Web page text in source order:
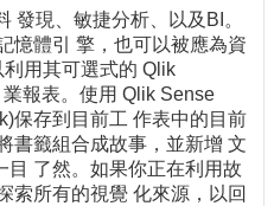
發現、敏捷分析、以及BI。
憶體引 擎，也可以被應為資
用其可選式的 Qlik
報表。使用 Qlik Sense
保存到目前工 作表中的目前
書籤組合成故事，並新增 文
了然。如果你正在利用故
索所有的視覺 化來源，以回